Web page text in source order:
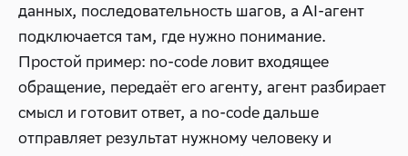
данных, последовательность шагов, а AI-агент
подключается там, где нужно понимание.
Простой пример: no-code ловит входящее
обращение, передаёт его агенту, агент разбирает
смысл и готовит ответ, а no-code дальше
отправляет результат нужному человеку и